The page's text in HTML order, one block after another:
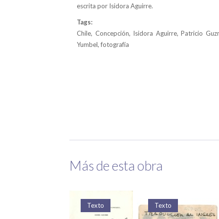
escrita por Isidora Aguirre.
Tags:
Chile, Concepción, Isidora Aguirre, Patricio
Yumbel, fotografía
Más de esta obra
Texto Texto